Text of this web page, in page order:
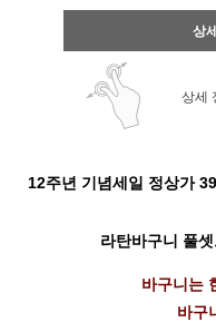
상
상세
12주년 기념세일 정상가
라탄바구니 풀
바구니는
바구